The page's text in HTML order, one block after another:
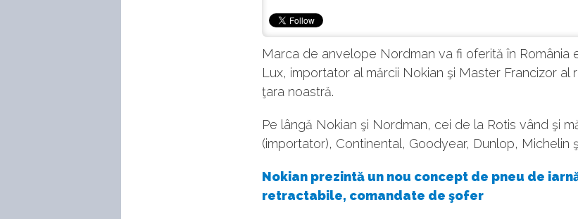
Marca de anvelope Nordman va fi oferită în România
Lux, importator al mărcii Nokian şi Master Francizor al
ţara noastră.
Pe lângă Nokian şi Nordman, cei de la Rotis vând şi
(importator), Continental, Goodyear, Dunlop, Michelin
Nokian prezintă un nou concept de pneu de
retractabile, comandate de şofer